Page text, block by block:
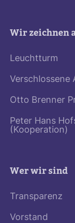
Wir zeichnen
Leuchtturm
Verschlossene
Otto Brenner
Peter Hans
(Kooperation)
Wer wir sind
Transparenz
Vorstand